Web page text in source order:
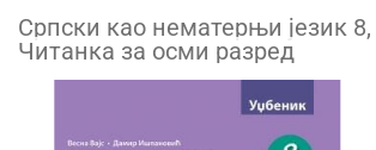
Српски као нематерњи језик 8,
Читанка за осми разред